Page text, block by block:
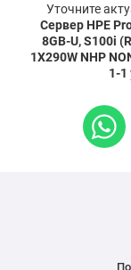
Уточните
Сервер HPE
8GB-U, S100i
1X290W NHP
1-1